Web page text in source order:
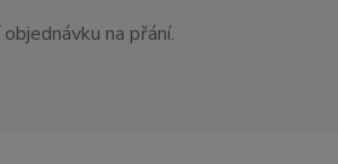
na přání.